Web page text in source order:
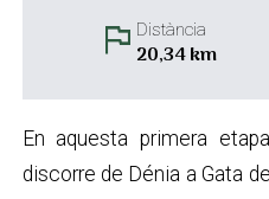
flag Distància
20,34 km
En aquesta primera
discorre de Dénia a Gata